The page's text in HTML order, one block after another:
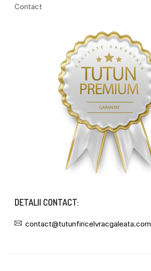
Contact
DETALII CONTACT:
contact@tutunfiricelvracgaleata.com